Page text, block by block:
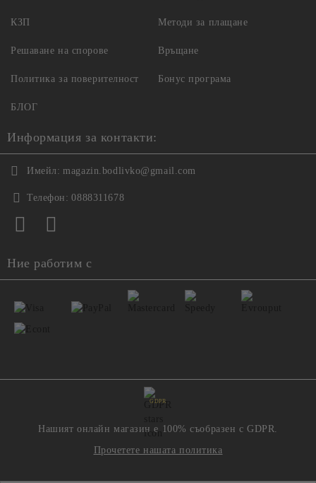
КЗП
Решаване на спорове
Политика за поверителност
Методи за плащане
Връщане
Бонус програма
БЛОГ
Информация за контакти:
Имейл: magazin.bodlivko@gmail.com
Телефон: 0888311678
Ние работим с
GDPR
Нашият онлайн магазин е 100% съобразен с GDPR.
Прочетете нашата политика